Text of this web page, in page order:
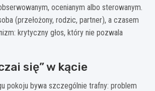
ocenianym albo sterowanym.
(przełożony, rodzic, partner), a czasem
krytyczny głos, który nie pozwala
się” w kącie
pokoju bywa szczególnie trafny: problem